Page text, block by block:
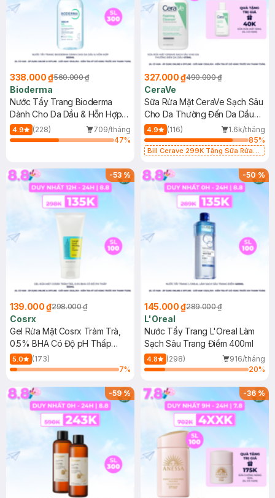
338.000 ₫560.000 ₫
Bioderma
Nước Tẩy Trang Bioderma
Dành Cho Da Dầu & Hỗn Hợp
500ml
4.9 (228)
709/tháng
47%
327.000 ₫490.000 ₫
CeraVe
Sữa Rửa Mặt CeraVe Sạch Sâu
Cho Da Thường Đến Da Dầu
473ml
4.9 (116)
1.6k/tháng
85%
Bill Cerave 299K Tặng Sữa Rửa
-53%
139.000 ₫298.000 ₫
Cosrx
Gel Rửa Mặt Cosrx Tràm Trà,
0.5% BHA Có Độ pH Thấp
150ml
5.0
(173)
7%
-50%
145.000 ₫289.000 ₫
L'Oreal
Nước Tẩy Trang L'Oreal Làm
Sạch Sâu Trang Điểm 400ml
4.8 (298)
916/tháng
20%
-59% -36%